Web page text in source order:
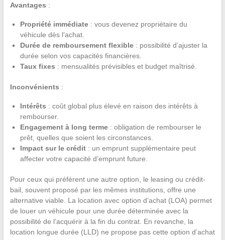
Avantages :
Propriété immédiate: vous devenez propriétaire du
véhicule dès l’achat.
Durée de remboursement flexible: possibilité d’ajuster la
durée selon vos capacités financières.
Taux fixes : mensualités prévisibles et budget maîtrisé.
Inconvénients :
Intérêts : coût global plus élevé en raison des intérêts à
rembourser.
Engagement à long terme: obligation de rembourser le
prêt, quelles que soient les circonstances.
Impact sur le crédit: un emprunt supplémentaire peut
affecter votre capacité d’emprunt future.
Pour ceux qui préfèrent une autre option, le leasing ou crédit-
bail, souvent proposé par les mêmes institutions, offre une
alternative viable. La location avec option d’achat (LOA) permet
de louer un véhicule pour une durée déterminée avec la
possibilité de l’acquérir à la fin du contrat. En revanche, la
location longue durée (LLD) ne propose pas cette option d’achat